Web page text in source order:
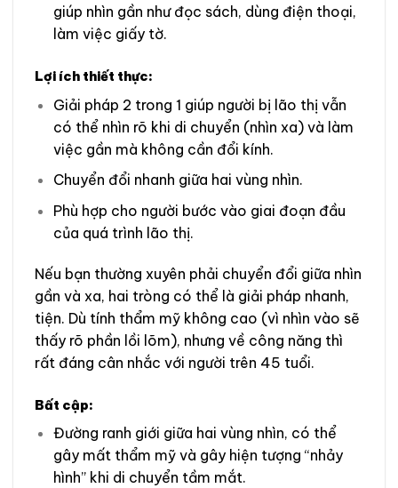
giúp nhìn gần như đọc sách, dùng điện thoại,
làm việc giấy tờ.
Lợi ích thiết thực:
Giải pháp 2 trong 1 giúp người bị lão thị vẫn
có thể nhìn rõ khi di chuyển (nhìn xa) và làm
việc gần mà không cần đổi kính.
Chuyển đổi nhanh giữa hai vùng nhìn.
Phù hợp cho người bước vào giai đoạn đầu
của quá trình lão thị.
Nếu bạn thường xuyên phải chuyển đổi giữa nhìn
gần và xa, hai tròng có thể là giải pháp nhanh,
tiện. Dù tính thẩm mỹ không cao (vì nhìn vào sẽ
thấy rõ phần lồi lõm), nhưng về công năng thì
rất đáng cân nhắc với người trên 45 tuổi.
Bất cập:
Đường ranh giới giữa hai vùng nhìn, có thể
gây mất thẩm mỹ và gây hiện tượng “nhảy
hình” khi di chuyển tầm mắt.